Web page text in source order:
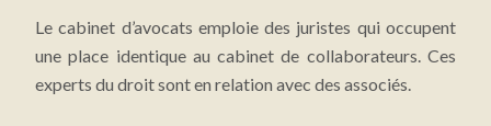
Le cabinet d’avocats emploie des juristes qui occupent
une place identique au cabinet de collaborateurs. Ces
experts du droit sont en relation avec des associés.